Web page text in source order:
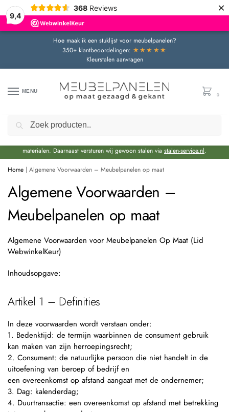
9,4
368 Reviews ×
Hoe maak ik een stuklijst voor meubelpanelen?
350+ klantbeoordelingen: ★★★★★
Kleurstalen aanvragen
MENU
0
Door de bouwvakperiode geldt momenteel een extra levertijd van circa 3 weken
materialen. Daarnaast versturen wij gewoon stalen via stalen-service.nl.
Home | Algemene Voorwaarden – Meubelpanelen op maat
Algemene Voorwaarden –
Meubelpanelen op maat
Algemene Voorwaarden voor Meubelpanelen Op Maat (Lid
WebwinkelKeur)
Inhoudsopgave:
Artikel 1 – Definities
In deze voorwaarden wordt verstaan onder:
1. Bedenktijd: de termijn waarbinnen de consument gebruik
kan maken van zijn herroepingsrecht;
2. Consument: de natuurlijke persoon die niet handelt in de
uitoefening van beroep of bedrijf en
een overeenkomst op afstand aangaat met de ondernemer;
3. Dag: kalenderdag;
4. Duurtransactie: een overeenkomst op afstand met betrekking